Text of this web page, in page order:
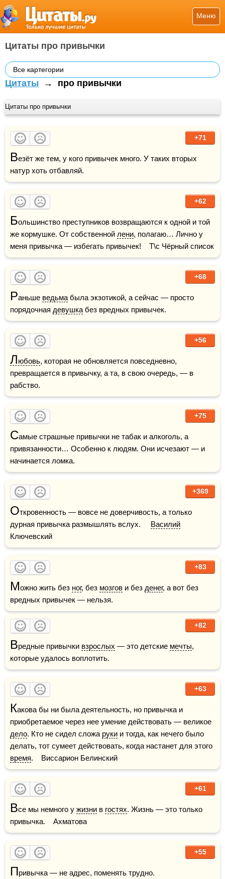
Меню
Цитаты про привычки
Все картегории
Цитаты → про привычки
Цитаты про привычки
+71
Везёт же тем, у кого привычек много. У таких вторых
натур хоть отбавляй.
+62
Большинство преступников возвращаются к одной и той
же кормушке. От собственной лени, полагаю… Лично у
меня привычка — избегать привычек!    Т\с Чёрный список
+68
Раньше ведьма была экзотикой, а сейчас — просто
порядочная девушка без вредных привычек.
+56
Любовь, которая не обновляется повседневно,
превращается в привычку, а та, в свою очередь, — в
рабство.
+75
Самые страшные привычки не табак и алкоголь, а
привязанности… Особенно к людям. Они исчезают — и
начинается ломка.
+369
Откровенность — вовсе не доверчивость, а только
дурная привычка размышлять вслух. Василий
Ключевский
+83
Можно жить без ног, без мозгов и без денег, а вот без
вредных привычек — нельзя.
+82
Вредные привычки взрослых — это детские мечты,
которые удалось воплотить.
+63
Какова бы ни была деятельность, но привычка и
дело. Кто не сидел сложа руки и тогда, как нечего было
время.    Виссарион Белинский
+61
Все мы немного у жизни в гостях. Жизнь — это только
привычка.    Ахматова
+55
Привычка — не адрес, поменять трудно.